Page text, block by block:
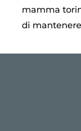
mamma
di